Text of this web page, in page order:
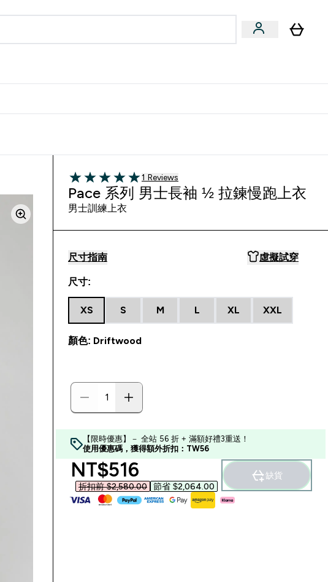
5 out of 5 stars
1 customer reviews
1 Reviews
Pace 系列 男士長袖 ½ 拉鍊慢跑上衣
男士訓練上衣 ​
尺寸指南 虛擬試穿
尺寸:
XS S M L XL XXL
顏色: Driftwood
【限時優惠】－ 全站 56 折 + 滿額好禮3重送！
使用優惠碼，獲得額外折扣：TW56
discounted price
NT$516‎
折扣前 $2,580.00‎ 節省 $2,064.00‎
缺貨